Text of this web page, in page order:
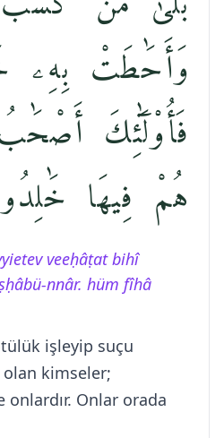
وَأَحَٰطَتْ بِهِۦ
فَأُو۟لَٰٓئِكَ أَصْحَٰبُ
هُمْ فِيهَا
veeḥâṭat bihî
nnâr. hüm fîhâ
işleyip suçu
kimseler;
Onlar orada